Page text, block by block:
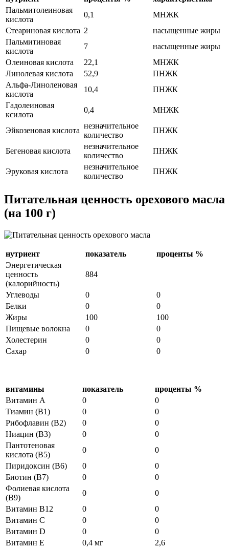
Пальмитолеиновая
кислота
0,1
МНЖК
Стеариновая кислота 2
насыщенные жиры
Пальмитиновая
кислота
7
насыщенные жиры
Олеиновая кислота
22,1
МНЖК
Линолевая кислота
52,9
ПНЖК
Альфа-Линоленовая
кислота
10,4
ПНЖК
Гадолеиновая
ксилота
0,4 МНЖК
Эйкозеновая кислота
незначительное
количество
ПНЖК
Бегеновая кислота
незначительное
количество
ПНЖК
Эруковая кислота
незначительное
количество
ПНЖК
Питательная ценность орехового масла
(на 100 г)
нутриент показатель
проценты %
Энергетическая
ценность
(калорийность)
884
Углеводы 0
0
Белки
0
0
Жиры
100
100
Пищевые волокна
0
0
Холестерин
0
0
Сахар
0 0
витамины показатель
проценты %
Витамин А
0
0
Тиамин (В1)
0
0
Рибофлавин (В2)
0
0
Ниацин (В3)
0
0
Пантотеновая
кислота (В5)
0
0
Пиридоксин (В6)
0
0
Биотин (В7)
0
0
Фолиевая кислота
(В9)
0
0
Витамин В12
0
0
Витамин С
0
0
Витамин D
0
0
Витамин Е
0,4 мг
2,6